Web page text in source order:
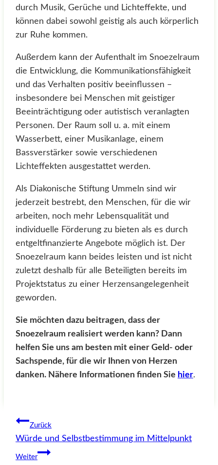
durch Musik, Gerüche und Lichteffekte, und
können dabei sowohl geistig als auch körperlich
zur Ruhe kommen.
Außerdem kann der Aufenthalt im Snoezelraum
die Entwicklung, die Kommunikationsfähigkeit
und das Verhalten positiv beeinflussen –
insbesondere bei Menschen mit geistiger
Beeinträchtigung oder autistisch veranlagten
Personen. Der Raum soll u. a. mit einem
Wasserbett, einer Musikanlage, einem
Bassverstärker sowie verschiedenen
Lichteffekten ausgestattet werden.
Als Diakonische Stiftung Ummeln sind wir
jederzeit bestrebt, den Menschen, für die wir
arbeiten, noch mehr Lebensqualität und
individuelle Förderung zu bieten als es durch
entgeltfinanzierte Angebote möglich ist. Der
Snoezelraum kann beides leisten und ist nicht
zuletzt deshalb für alle Beteiligten bereits im
Projektstatus zu einer Herzensangelegenheit
geworden.
Sie möchten dazu beitragen, dass der
Snoezelraum realisiert werden kann? Dann
helfen Sie uns am besten mit einer Geld- oder
Sachspende, für die wir Ihnen von Herzen
danken. Nähere Informationen finden Sie hier.
Beitragsnavigation
Zurück
Würde und Selbstbestimmung im Mittelpunkt
Weiter